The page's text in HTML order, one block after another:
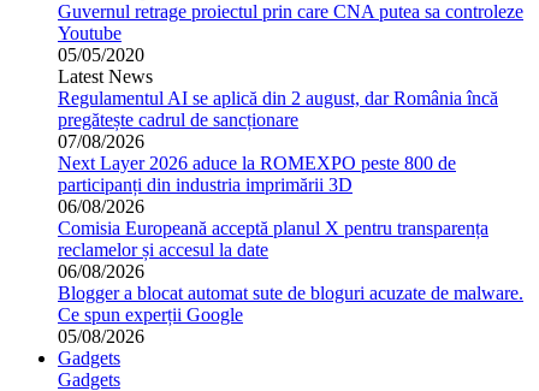
Guvernul retrage proiectul prin care CNA putea sa controleze
Youtube
05/05/2020
Latest News
Regulamentul AI se aplică din 2 august, dar România încă
pregătește cadrul de sancționare
07/08/2026
Next Layer 2026 aduce la ROMEXPO peste 800 de
participanți din industria imprimării 3D
06/08/2026
Comisia Europeană acceptă planul X pentru transparența
reclamelor și accesul la date
06/08/2026
Blogger a blocat automat sute de bloguri acuzate de malware.
Ce spun experții Google
05/08/2026
Gadgets
Gadgets